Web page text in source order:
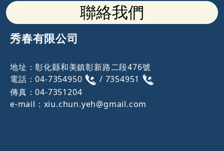
聯絡我們
秀春有限公司
地址：彰化縣和美鎮彰新路二段476號
電話：04-7354950
/ 7354951
傳真：04-7351204
e-mail：xiu.chun.yeh@gmail.com